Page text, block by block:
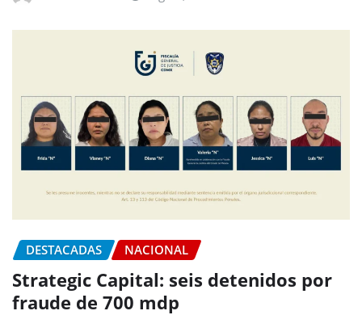
DESTACADAS NACIONAL
Strategic Capital: seis detenidos por
fraude de 700 mdp